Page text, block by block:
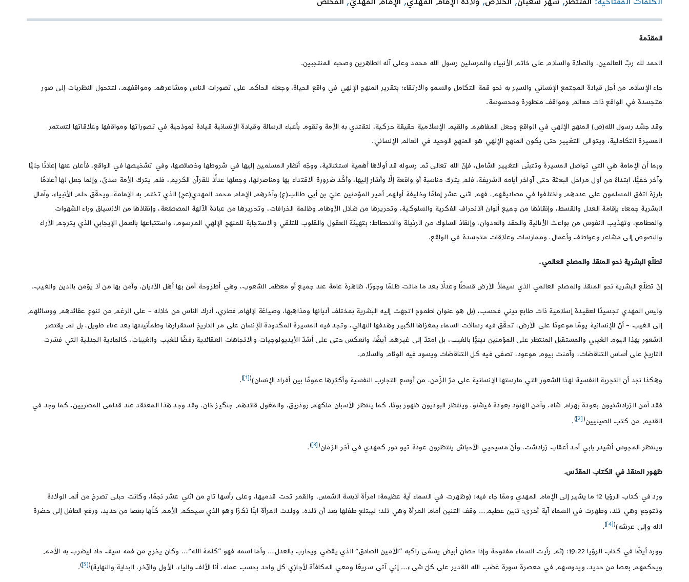
التراث
الديني
المقدّمة
الحمد لله ربِّ العالمين، والصلاة والسلام على خاتم الأنبياء والمرسلين رسول الله محمد وعلى آله الطاهرين وصحبه المنتجبين.
جاء الإسلام من أجل قيادة المجتمع الإنساني والسير به نحو قمة التكامل والسمو والارتقاء؛ بتقرير المنهج الإلهي في واقع الحياة، وجعله الحاكم على تصورات الناس ومشاعرهم ومواقفهم، لتتحول النظريات إلى صور
متجسدة في الواقع ذات معالم ومواقف منظورة ومحسوسة.
وقد جسَّد رسول الله(ص) المنهج الإلهي في الواقع وجعل المفاهيم والقيم الإسلامية حقيقة حركية، لتقتدي به الأمة وتقوم بأعباء الرسالة وقيادة الإنسانية قيادة نموذجية في تصوراتها ومواقفها وعلاقاتها لتستمر
المسيرة التكاملية، ويتوالى التغيير حتى يكون المنهج الإلهي هو المنهج الوحيد في العالم الإنساني.
وبما أن الإمامة هي التي تواصل المسيرة وتتبنّى التغيير الشامل، فإنّ الله تعالى ثم رسوله قد أولاها أهمية استثنائية، ووجّه أنظار المسلمين إليها في شروطها وخصائصها، وفي تشخيصها في الواقع، فأعلن عنها إعلانًا جليًّا
وآخر خفيًّا، ابتداءً من أول مراحل البعثة حتى آواخر أيامه الشريفة، فلم يترك مناسبة أو واقعة إلّا وأشار إليها، وأكّد ضرورة الاقتداء بها ومناصرتها، وجعلها عدلًا للقرآن الكريم، فلم يترك الأمة سدىً، وإنما جعل لها أعلامًا
بارزة اتفق المسلمون على عددهم واختلفوا في مصاديقهم، فهم اثنى عشر إمامًا وخليفة أولهم أمير المؤمنين عليّ بن أبي طالب(ع) وآخرهم الإمام محمد المهدي(عج) الذي تختم به الإمامة، ويحقّق حلم الأنبياء، وآمال
البشرية جمعاء بإقامة العدل والقسط، وإنقاذها من جميع ألوان الانحراف الفكرية والسلوكية، وتحريرها من ضلال الأوهام وظلمة الخرافات، وتحريرها من عبادة الآلهة المصطنعة، وإنقاذها من الانسياق وراء الشهوات
والمطامع، وتهذيب النفوس من بواعث الأنانية والحقد والعدوان، وإنقاذ السلوك من الرذيلة والانحطاط؛ بتهيئة العقول والقلوب للتلقي والاستجابة للمنهج الإلهي المرسوم، واستتباعها بالعمل الإيجابي الذي يترجم الآراء
والنصوص إلى مشاعر وعواطف وأعمال، وممارسات وعلاقات متجسدة في الواقع.
تطلّع البشرية نحو المنقذ والمصلح العالمي.
إنّ تطلّع البشرية نحو المنقذ والمصلح العالمي الذي سيملأ الأرض قسطًا وعدلًا بعد ما ملئت ظلمًا وجورًا، ظاهرة عامة عند جميع أو معظم الشعوب، وهي أطروحة آمن بها أهل الأديان، وآمن بها من لا يؤمن بالدين والغيب.
وليس المهدي تجسيدًا لعقيدة إسلامية ذات طابع ديني فحسب، (بل هو عنوان لطموح اتجهت إليه البشرية بمختلف أديانها ومذاهبها، وصياغة لإلهام فطري، أدرك الناس من خلاله – على الرغم من تنوع عقائدهم ووسائلهم
إلى الغيب – أنّ للإنسانية يومًا موعودًا على الأرض، تحقّق فيه رسالات السماء بمغزاها الكبير وهدفها النهائي، وتجد فيه المسيرة المكدودة للإنسان على مر التاريخ استقرارها وطمأنينتها بعد عناء طويل، بل لم يقتصر
الشعور بهذا اليوم الغيبي والمستقبل المنتظر على المؤمنين دينيًّا بالغيب، بل امتدّ إلى غيرهم أيضًا، وانعكس حتى على أشدّ الأيديولوجيات والاتجاهات العقائدية رفضًا للغيب والغيبات، كالمادية الجدلية التي فسّرت
التاريخ على أساس التناقضات، وآمنت بيوم موعود، تصفى فيه كل التناقضات ويسود فيه الوئام والسلام.
وهكذا نجد أن التجربة النفسية لهذا الشعور التي مارستها الإنسانية على مرّ الزّمن، من أوسع التجارب النفسية وأكثرها عمومًا بين أفراد الإنسان)(
[1]
)
.
فقد آمن الزرادشتيون بعودة بهرام شاه، وآمن الهنود بعودة فيشنو، وينتظر البوذيون ظهور بوذا، كما ينتظر الأسبان ملكهم روذريق، والمغول قائدهم جنگيز خان، وقد وجد هذا المعتقد عند قدامى المصريين، كما وجد في
القديم من كتب الصينيين(
[2]
)
.
وينتظر المجوس أشيدر بابي أحد أعقاب زرادشت، وأنّ مسيحيي الأحباش ينتظرون عودة تيو دور كمهدي في آخر الزمان(
[3]
)
.
ظهور المنقذ في الكتاب المقدّس.
ورد في كتاب الرؤيا 12 ما يشير إلى الإمام المهدي وممّا جاء فيه: (وظهرت في السماء آية عظيمة: امرأة لابسة الشمس، والقمر تحت قدميها، وعلى رأسها تاج من اثني عشر نجمًا، وكانت حبلى تصرخ من ألم الولادة
وتتوجع وهي تلد، وظهرت في السماء آية أخرى: تنين عظيم… وقف التنين أمام المرأة وهي تلد؛ ليبتلع طفلها بعد أن تلده. وولدت المرأة ابنًا ذكرًا وهو الذي سيحكم الأمم كلّها بعصا من حديد، ورفع الطفل إلى حضرة
الله وإلى عرشه)(
[4]
)
.
وورد أيضًا في كتاب الرؤيا 19،22: (ثم رأيت السماء مفتوحة وإذا حصان أبيض يسمّى راكبه “الأمين الصادق” الذي يقضي ويحارب بالعدل… وأما اسمه فهو “كلمة الله”… وكان يخرج من فمه سيف حاد ليضرب به الأمم
ويحكمهم بعصا من حديد، ويدوسهم في معصرة سورة غضب الله القدير على كلّ شيء… إني آتي سريعًا ومعي المكافأة لأجازي كل واحد بحسب عمله، أنا الألف والياء، الأول والآخر، البداية والنهاية)(
[5]
)
.